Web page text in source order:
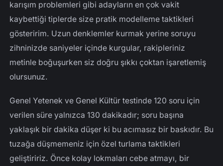
karışım problemleri gibi adayların en çok vakit
kaybettiği tiplerde size pratik modelleme taktikleri
gösteririm. Uzun denklemler kurmak yerine soruyu
zihninizde saniyeler içinde kurgular, rakipleriniz
metinle boğuşurken siz doğru şıkkı çoktan işaretlemiş
olursunuz.
Genel Yetenek ve Genel Kültür testinde 120 soru için
verilen süre yalnızca 130 dakikadır; soru başına
yaklaşık bir dakika düşer ki bu acımasız bir baskıdır. Bu
tuzağa düşmemeniz için özel turlama taktikleri
geliştiririz. Önce kolay lokmaları cebe atmayı, bir